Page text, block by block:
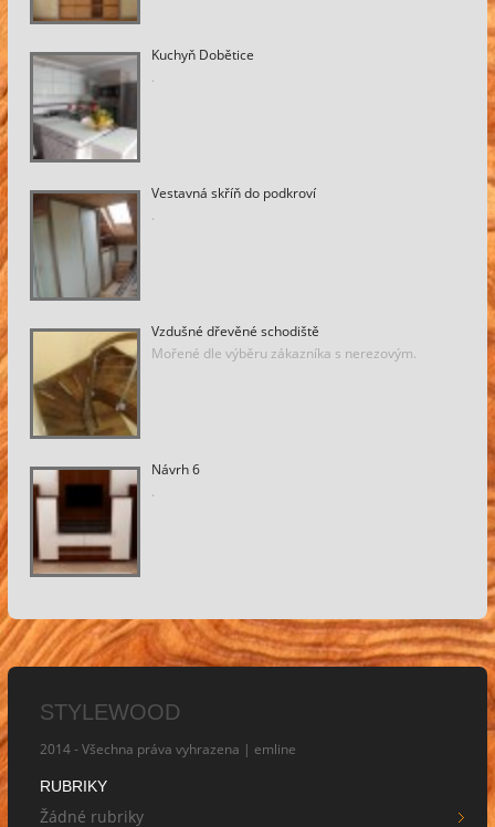
Kuchyň Dobětice
.
Vestavná skříň do podkroví
.
Vzdušné dřevěné schodiště
Mořené dle výběru zákazníka s nerezovým.
Návrh 6
.
STYLEWOOD
2014 - Všechna práva vyhrazena | emline
RUBRIKY
Žádné rubriky